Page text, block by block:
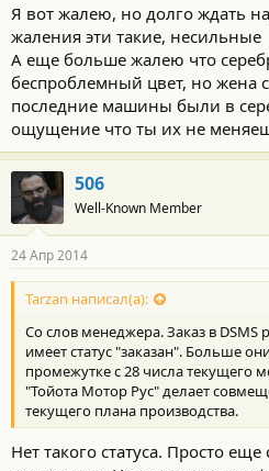
Я вот жалею, но долго ждать
жаления эти такие, несильные
А еще больше жалею что
беспроблемный цвет, но жена
последние машины были в
ощущение что ты их не
506
Well-Known Member
24 Апр 2014
Tarzan написал(а):
Со слов менеджера. Заказ в DSMS
имеет статус "заказан". Больше
промежутке с 28 числа текущего
"Тойота Мотор Рус" делает
текущего плана производства.
Нет такого статуса. Просто